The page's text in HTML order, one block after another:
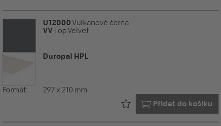
U12000Vulkánově černá
VVTop Velvet
Duropal HPL
Formát: 297 x 210 mm
Přidat do košíku
Již ve vašem